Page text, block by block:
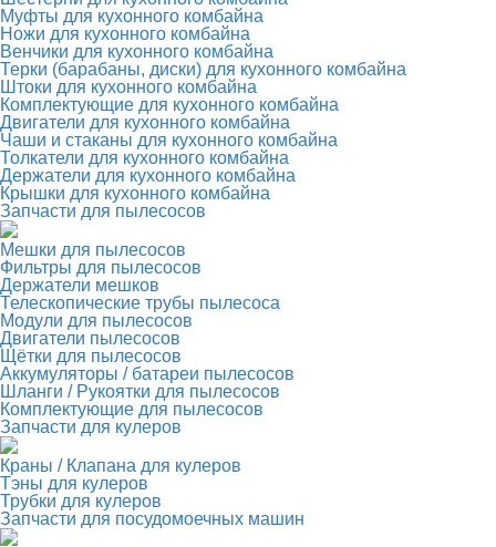
Муфты для кухонного комбайна
Ножи для кухонного комбайна
Венчики для кухонного комбайна
Терки (барабаны, диски) для кухонного комбайна
Штоки для кухонного комбайна
Комплектующие для кухонного комбайна
Двигатели для кухонного комбайна
Чаши и стаканы для кухонного комбайна
Толкатели для кухонного комбайна
Держатели для кухонного комбайна
Крышки для кухонного комбайна
Запчасти для пылесосов
Мешки для пылесосов
Фильтры для пылесосов
Держатели мешков
Телескопические трубы пылесоса
Модули для пылесосов
Двигатели пылесосов
Щётки для пылесосов
Аккумуляторы / батареи пылесосов
Шланги / Рукоятки для пылесосов
Комплектующие для пылесосов
Запчасти для кулеров
Краны / Клапана для кулеров
Тэны для кулеров
Трубки для кулеров
Запчасти для посудомоечных машин